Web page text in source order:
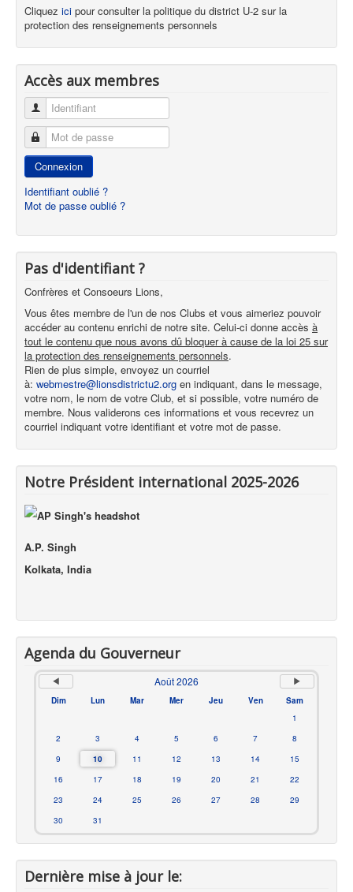
Cliquez ici pour consulter la politique du district U-2 sur la
protection des renseignements personnels
Accès aux membres
Identifiant
Mot de passe
Connexion
Identifiant oublié ?
Mot de passe oublié ?
Pas d'identifiant ?
Confrères et Consoeurs Lions,
Vous êtes membre de l'un de nos Clubs et vous aimeriez pouvoir
accéder au contenu enrichi de notre site. Celui-ci donne accès à
tout le contenu que nous avons dû bloquer à cause de la loi 25 sur
la protection des renseignements personnels.
Rien de plus simple, envoyez un courriel
à: webmestre@lionsdistrictu2.org en indiquant, dans le message,
votre nom, le nom de votre Club, et si possible, votre numéro de
membre. Nous validerons ces informations et vous recevrez un
courriel indiquant votre identifiant et votre mot de passe.
Notre Président international 2025-2026
A.P. Singh
Kolkata, India
Agenda du Gouverneur
Août 2026
Dim Lun Mar Mer Jeu Ven
Sam
1
2
3 4 5 6 7
8
9
10 11 12 13 14
15
16
17 18 19 20 21
22
23
24 25 26 27 28
29
30
31
Dernière mise à jour le: